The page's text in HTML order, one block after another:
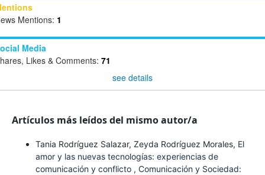
Mentions: 1
Media
Likes & Comments: 71
see details
Artículos más leídos del mismo autor/a
Tania Rodríguez Salazar, Zeyda Rodríguez Morales, El
amor y las nuevas tecnologías: experiencias de
comunicación y conflicto , Comunicación y Sociedad: